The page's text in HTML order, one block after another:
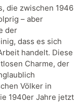
die zwischen 1946
– aber
der
dass es sich
handelt. Diese
Charme, der
Völker in
1940er Jahre jetzt